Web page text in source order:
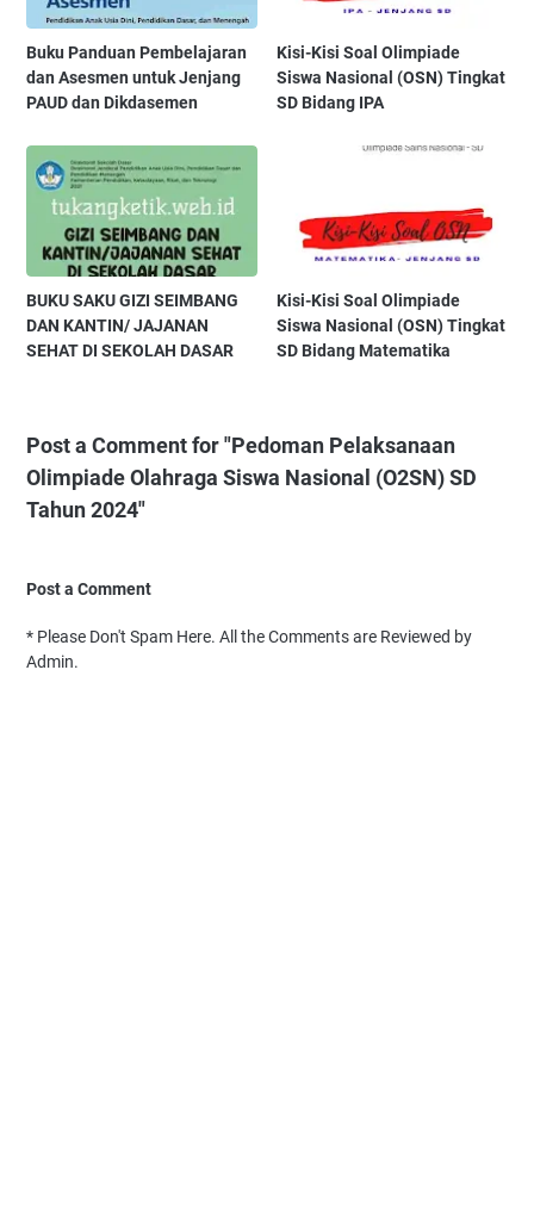
Buku Panduan Pembelajaran
dan Asesmen untuk Jenjang
PAUD dan Dikdasemen
Kisi-Kisi Soal Olimpiade
Siswa Nasional (OSN) Tingkat
SD Bidang IPA
BUKU SAKU GIZI SEIMBANG
DAN KANTIN/ JAJANAN
SEHAT DI SEKOLAH DASAR
Kisi-Kisi Soal Olimpiade
Siswa Nasional (OSN) Tingkat
SD Bidang Matematika
Post a Comment for "Pedoman Pelaksanaan
Olimpiade Olahraga Siswa Nasional (O2SN) SD
Tahun 2024"
Post a Comment
* Please Don't Spam Here. All the Comments are Reviewed by
Admin.